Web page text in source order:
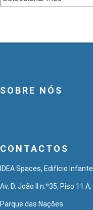
SOBRE NÓS
CONTACTOS
IDEA Spaces, Edifício Infante
Av. D. João II n.º35, Piso 11 A,
Parque das Nações